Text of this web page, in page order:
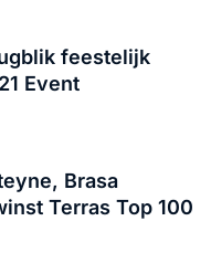
feestelijk
Event
Brasa
Terras Top 100